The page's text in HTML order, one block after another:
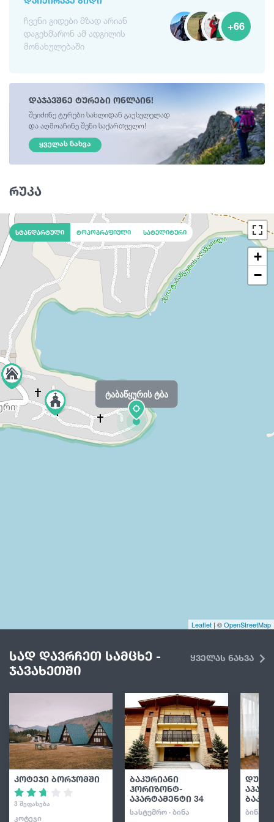
ჩვენი გიდები მზად არიან
დაგეხმარონ ამ ადგილის
მონახულებაში
+66
დაჯავშნე ტურები ონლაინ!
შეიძინე ტურები სახლიდან გაუსვლელად
და აღმოაჩინე შენი საქართველო!
ᲧᲕᲔᲚᲐᲡ ᲜᲐᲮᲕᲐ
რუკა
ტაბაწყურის ტბა
+
−
Leaflet | ©OpenStreetMap
სტანდარტული ტოპოგრაფიული სატელიტური
სად დავრჩეთ სამცხე -
ჯავახეთში
ყველას ნახვა
კოტეჯი ბორჯომში
3 შეფასება
ᲙᲝᲢᲔᲯᲘ
ბაკურიანი
ჰორიზონტ-
აპარტამენტი 34
ᲡᲐᲡᲢᲣᲛᲠᲝ · ᲑᲘᲜᲐ ᲑᲘᲜᲐ